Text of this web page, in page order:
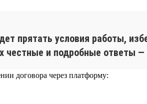
прятать условия работы,
честные и подробные ответы —
договора через платформу: